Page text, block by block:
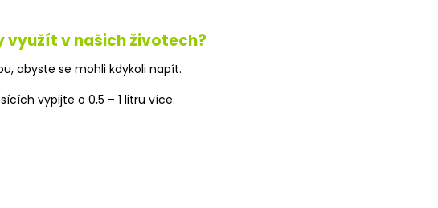
v našich životech?
abyste se mohli kdykoli napít.
vypijte o 0,5 – 1 litru více.